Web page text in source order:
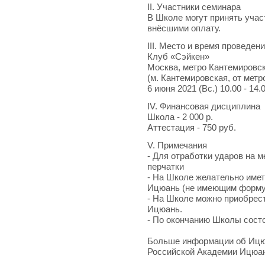
II. Участники семинара
В Школе могут принять
внёсшими оплату.
III. Место и время
Клуб «Сэйкен»
Москва, метро
(м. Кантемировская, от
6 июня 2021 (Вс.) 10.00 -
IV. Финансовая дисциплина
Школа - 2 000 р.
Аттестация - 750 руб.
V. Примечания
- Для отработки ударов на
перчатки
- На Школе желательно
Ицюань (не имеющим форму
- На Школе можно
Ицюань.
- По окончанию Школы
Больше информации об
Российской Академии